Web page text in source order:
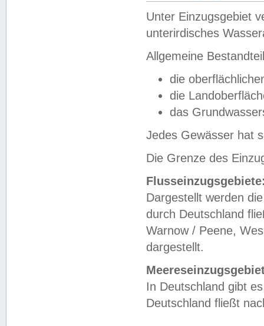
Unter Einzugsgebiet
unterirdisches
Allgemeine
die
die
das
Jedes Gewässer hat
Die Grenze des
Dargestellt werden
durch Deutschland
Warnow / Peene,
dargestellt.
In Deutschland gibt
Deutschland fließt